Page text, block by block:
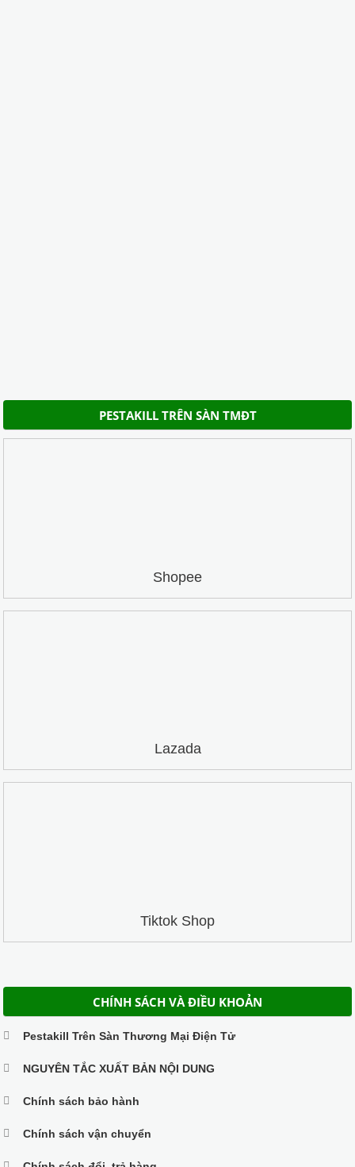
PESTAKILL TRÊN SÀN TMĐT
Shopee
Lazada
Tiktok Shop
CHÍNH SÁCH VÀ ĐIỀU KHOẢN
Pestakill Trên Sàn Thương Mại Điện Tử
NGUYÊN TẮC XUẤT BẢN NỘI DUNG
Chính sách bảo hành
Chính sách vận chuyển